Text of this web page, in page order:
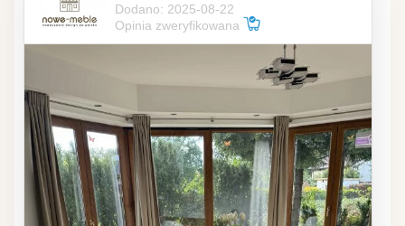
Dodano: 2025-08-22
Opinia zweryfikowana